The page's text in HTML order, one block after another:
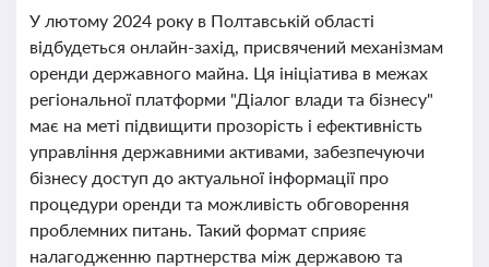
У лютому 2024 року в Полтавській області
відбудеться онлайн-захід, присвячений механізмам
оренди державного майна. Ця ініціатива в межах
регіональної платформи "Діалог влади та бізнесу"
має на меті підвищити прозорість і ефективність
управління державними активами, забезпечуючи
бізнесу доступ до актуальної інформації про
процедури оренди та можливість обговорення
проблемних питань. Такий формат сприяє
налагодженню партнерства між державою та